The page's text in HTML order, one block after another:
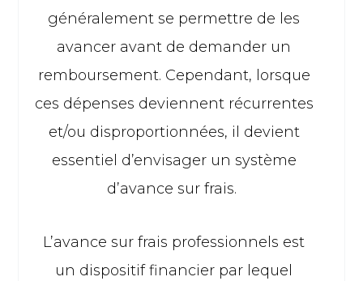
généralement se permettre de les
avancer avant de demander un
remboursement. Cependant, lorsque
ces dépenses deviennent récurrentes
et/ou disproportionnées, il devient
essentiel d’envisager un système
d’avance sur frais.
L’avance sur frais professionnels est
un dispositif financier par lequel